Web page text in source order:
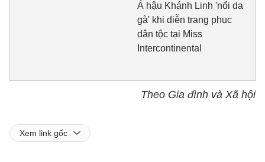
Á hậu Khánh Linh 'nổi da
gà' khi diễn trang phục
dân tộc tại Miss
Intercontinental
Theo Gia đình và Xã hội
Xem link gốc